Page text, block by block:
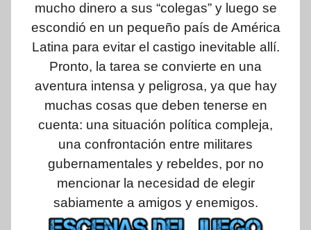
mucho dinero a sus “colegas” y luego se
escondió en un pequeño país de América
Latina para evitar el castigo inevitable allí.
Pronto, la tarea se convierte en una
aventura intensa y peligrosa, ya que hay
muchas cosas que deben tenerse en
cuenta: una situación política compleja,
una confrontación entre militares
gubernamentales y rebeldes, por no
mencionar la necesidad de elegir
sabiamente a amigos y enemigos.